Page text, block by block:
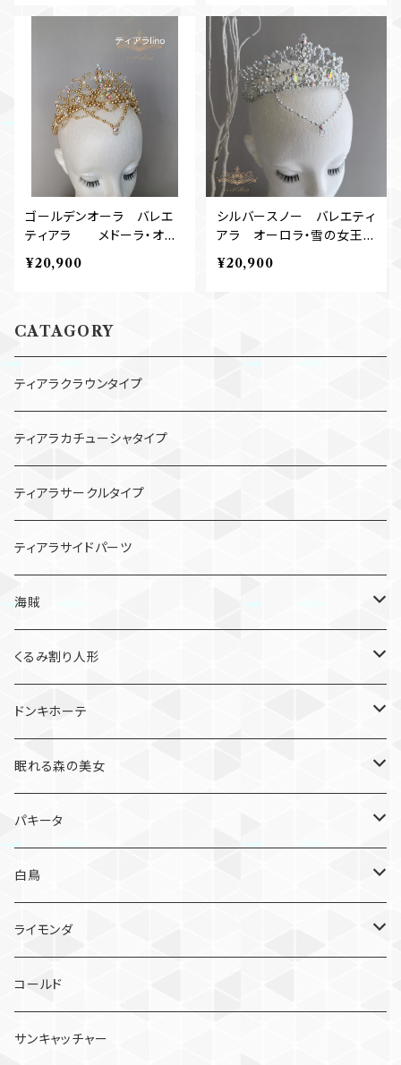
ゴールデンオーラ バレエ
ティアラ メドーラ・オー
ロラ姫・金平糖
¥20,900
シルバースノー バレエティ
アラ オーロラ・雪の女王
など
¥20,900
CATAGORY
ティアラクラウンタイプ
ティアラカチューシャタイプ
ティアラサークルタイプ
ティアラサイドパーツ
海賊
メドーラ
グルナーラ
オダリスク
花園
くるみ割り人形
金平糖
雪の精
ドンキホーテ
キトリ
ドルシネア
森の女王
キューピッド
眠れる森の美女
ローズ
オーロラ姫
リラの精
宝石
フロリナ姫
パキータ
エトワール
ソリスト
白鳥
オデット
オディール
パドトロワ
ライモンダ
ライモンダ
ピチカート
コールド
サンキャッチャー